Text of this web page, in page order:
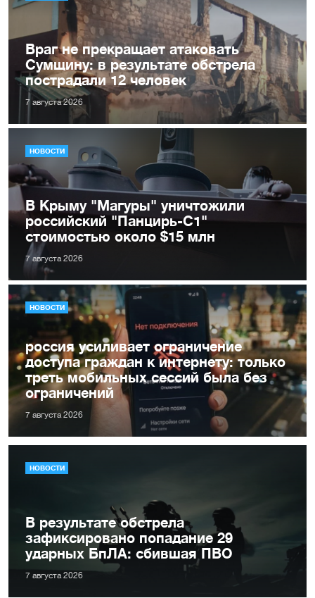
Враг не прекращает атаковать
Сумщину: в результате обстрела
пострадали 12 человек
7 августа 2026
НОВОСТИ
В Крыму "Магуры" уничтожили
российский "Панцирь-С1"
стоимостью около $15 млн
7 августа 2026
НОВОСТИ
россия усиливает ограничение
доступа граждан к интернету: только
треть мобильных сессий была без
ограничений
7 августа 2026
НОВОСТИ
В результате обстрела
зафиксировано попадание 29
ударных БпЛА: сбившая ПВО
7 августа 2026